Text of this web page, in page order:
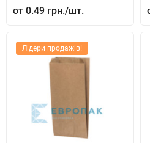
0.49 грн.
Лідери продажів!